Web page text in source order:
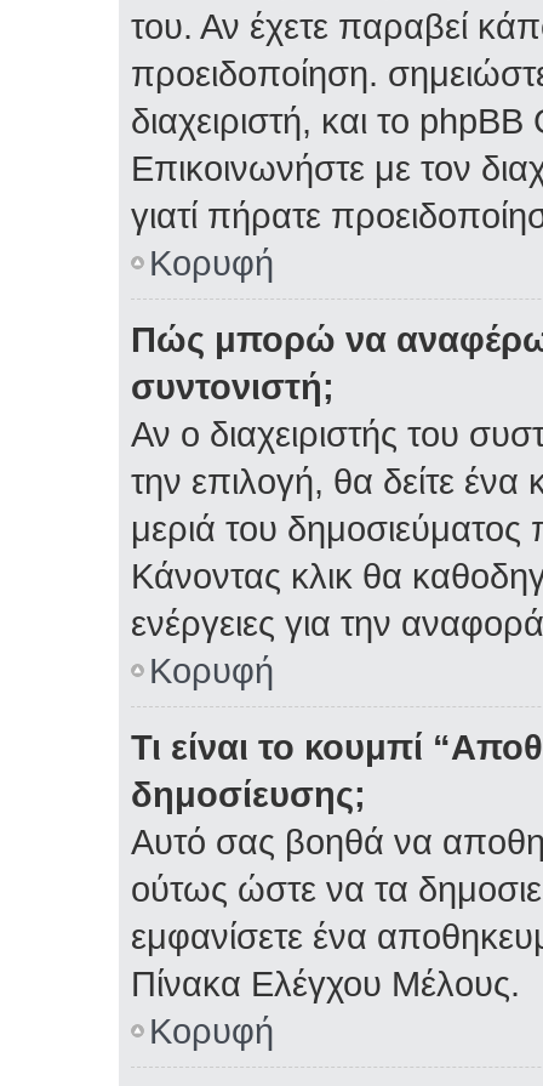
του. Αν έχετε παραβεί
προειδοποίηση.
διαχειριστή, και το
Επικοινωνήστε με τον
γιατί πήρατε
Κορυφή
Πώς μπορώ να αναφέρω
συντονιστή;
Αν ο διαχειριστής του
την επιλογή, θα δείτε
μεριά του
Κάνοντας κλικ θα
ενέργειες για την
Κορυφή
Τι είναι το κουμπί
δημοσίευσης;
Αυτό σας βοηθά να
ούτως ώστε να τα
εμφανίσετε ένα
Πίνακα Ελέγχου Μέλους.
Κορυφή